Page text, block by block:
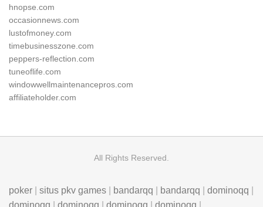
hnopse.com
occasionnews.com
lustofmoney.com
timebusinesszone.com
peppers-reflection.com
tuneoflife.com
windowwellmaintenancepros.com
affiliateholder.com
All Rights Reserved.
poker situs pkv games bandarqq bandarqq dominoqq